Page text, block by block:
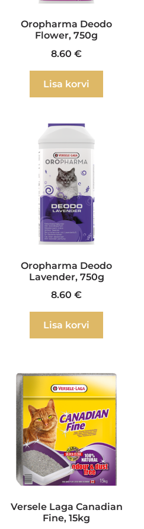
Oropharma Deodo
Flower, 750g
8.60 €
Lisa korvi
Oropharma Deodo
Lavender, 750g
8.60 €
Lisa korvi
Versele Laga Canadian
Fine, 15kg